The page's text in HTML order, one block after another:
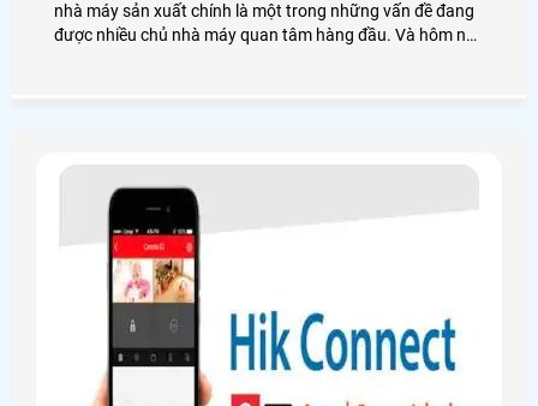
nhà máy sản xuất chính là một trong những vấn đề đang
được nhiều chủ nhà máy quan tâm hàng đầu. Và hôm nay